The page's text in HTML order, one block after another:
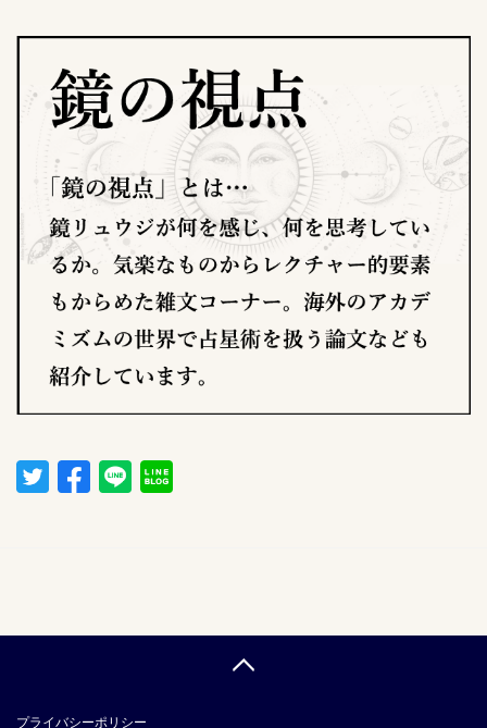
プライバシーポリシー